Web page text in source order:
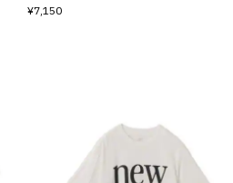
¥7,150